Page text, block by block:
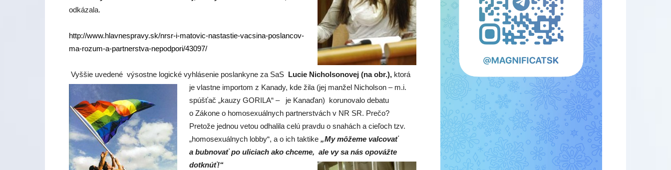
odkázala.
http://www.hlavnespravy.sk/nrsr-i-matovic-nastastie-vacsina-poslancov-
ma-rozum-a-partnerstva-nepodpori/43097/
Vyššie uvedené výsostne logické vyhlásenie poslankyne za SaS Lucie Nicholsonovej (na obr.), ktorá
je vlastne importom z Kanady, kde žila (jej manžel Nicholson – m.i.
spúšťač „kauzy GORILA“ – je Kanaďan) korunovalo debatu
o Zákone o homosexuálnych partnerstvách v NR SR. Prečo?
Pretože jednou vetou odhalila celú pravdu o snahách a cieľoch tzv.
„homosexuálnych lobby“, a o ich taktike „My môžeme valcovať
a bubnovať po uliciach ako chceme, ale vy sa nás opovážte
dotknúť!“